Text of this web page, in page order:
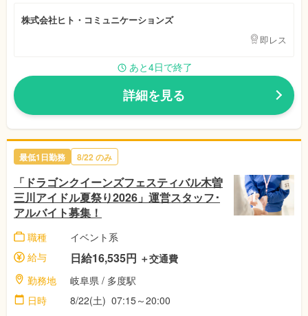
株式会社ヒト・コミュニケーションズ
即レス
あと4日で終了
詳細を見る
最低1日勤務 8/22のみ
「ドラゴンクイーンズフェスティバル木曽
三川アイドル夏祭り2026」運営スタッフ･
アルバイト募集！
職種
イベント系
給与
日給16,535円 ＋交通費
勤務地
岐阜県 / 多度駅
日時
8/22(土) 07:15～20:00